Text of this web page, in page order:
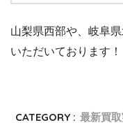
山梨県西部や、岐阜
いただいております！
CATEGORY : 最新買